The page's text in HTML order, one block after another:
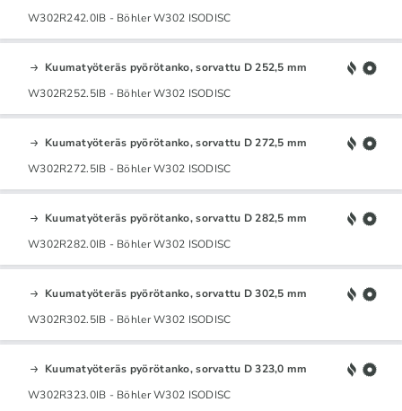
W302R242.0IB - Böhler W302 ISODISC
Kuumatyöteräs pyörötanko, sorvattu D 252,5 mm
W302R252.5IB - Böhler W302 ISODISC
Kuumatyöteräs pyörötanko, sorvattu D 272,5 mm
W302R272.5IB - Böhler W302 ISODISC
Kuumatyöteräs pyörötanko, sorvattu D 282,5 mm
W302R282.0IB - Böhler W302 ISODISC
Kuumatyöteräs pyörötanko, sorvattu D 302,5 mm
W302R302.5IB - Böhler W302 ISODISC
Kuumatyöteräs pyörötanko, sorvattu D 323,0 mm
W302R323.0IB - Böhler W302 ISODISC